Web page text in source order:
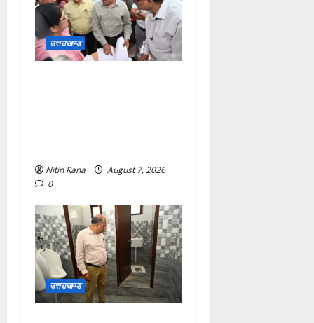
उत्तराखण्ड
Nitin Rana
August 7, 2026
0
उत्तराखण्ड